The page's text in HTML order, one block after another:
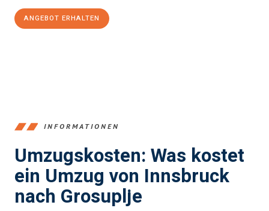
ANGEBOT ERHALTEN
INFORMATIONEN
Umzugskosten: Was kostet
ein Umzug von Innsbruck
nach Grosuplje